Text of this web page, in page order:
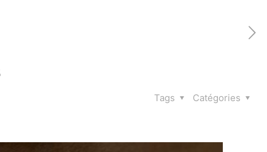
Catégories
Tags